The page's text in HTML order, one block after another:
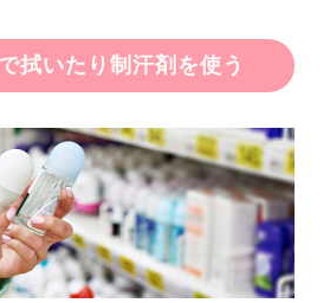
拭いたり制汗剤を使う